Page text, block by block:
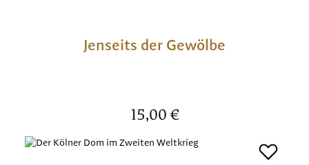
Jenseits der Gewölbe
Regulärer Preis:
15,00 €